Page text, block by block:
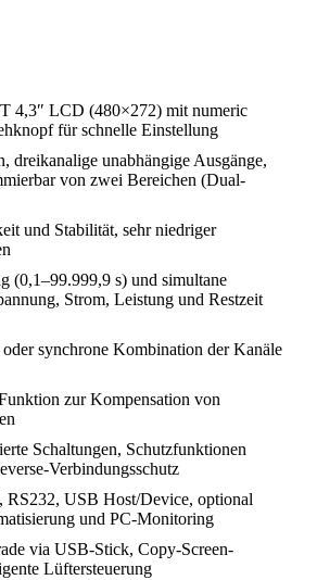
4,3″ LCD (480×272) mit numeric
für schnelle Einstellung
dreikanalige unabhängige Ausgänge,
von zwei Bereichen (Dual-
und Stabilität, sehr niedriger
(0,1–99.999,9 s) und simultane
Strom, Leistung und Restzeit
synchrone Kombination der Kanäle
zur Kompensation von
Schaltungen, Schutzfunktionen
Verbindungsschutz
RS232, USB Host/Device, optional
und PC-Monitoring
via USB-Stick, Copy-Screen-
Lüftersteuerung